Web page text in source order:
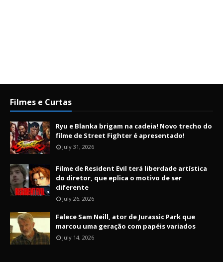
Filmes e Curtas
Ryu e Blanka brigam na cadeia! Novo trecho do
filme de Street Fighter é apresentado!
July 31, 2026
Filme de Resident Evil terá liberdade artística
do diretor, que eplica o motivo de ser
diferente
July 26, 2026
Falece Sam Neill, ator de Jurassic Park que
marcou uma geração com papéis variados
July 14, 2026